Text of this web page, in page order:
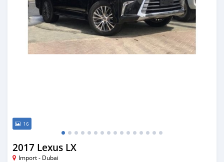
16
2017 Lexus LX
Import - Dubai